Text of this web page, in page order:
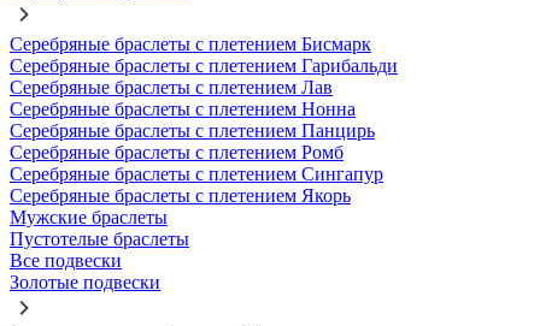
Серебряные браслеты с плетением Бисмарк
Серебряные браслеты с плетением Гарибальди
Серебряные браслеты с плетением Лав
Серебряные браслеты с плетением Нонна
Серебряные браслеты с плетением Панцирь
Серебряные браслеты с плетением Ромб
Серебряные браслеты с плетением Сингапур
Серебряные браслеты с плетением Якорь
Мужские браслеты
Пустотелые браслеты
Все подвески
Золотые подвески